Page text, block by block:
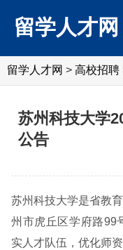
留学人才网
留学人才网 > 高校招聘
苏州科技大学
公告
苏州科技大学是省教
州市虎丘区学府路99
实人才队伍，优化师